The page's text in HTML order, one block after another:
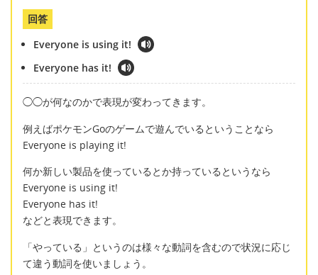
回答
Everyone is using it!
Everyone has it!
◯◯が何なのかで表現が変わってきます。
例えばポケモンGoのゲームで遊んでいるということなら
Everyone is playing it!
何か新しい製品を使っているとか持っているというなら
Everyone is using it!
Everyone has it!
などと表現できます。
「やっている」というのは様々な動詞を含むので状況に応じ
て違う動詞を使いましょう。